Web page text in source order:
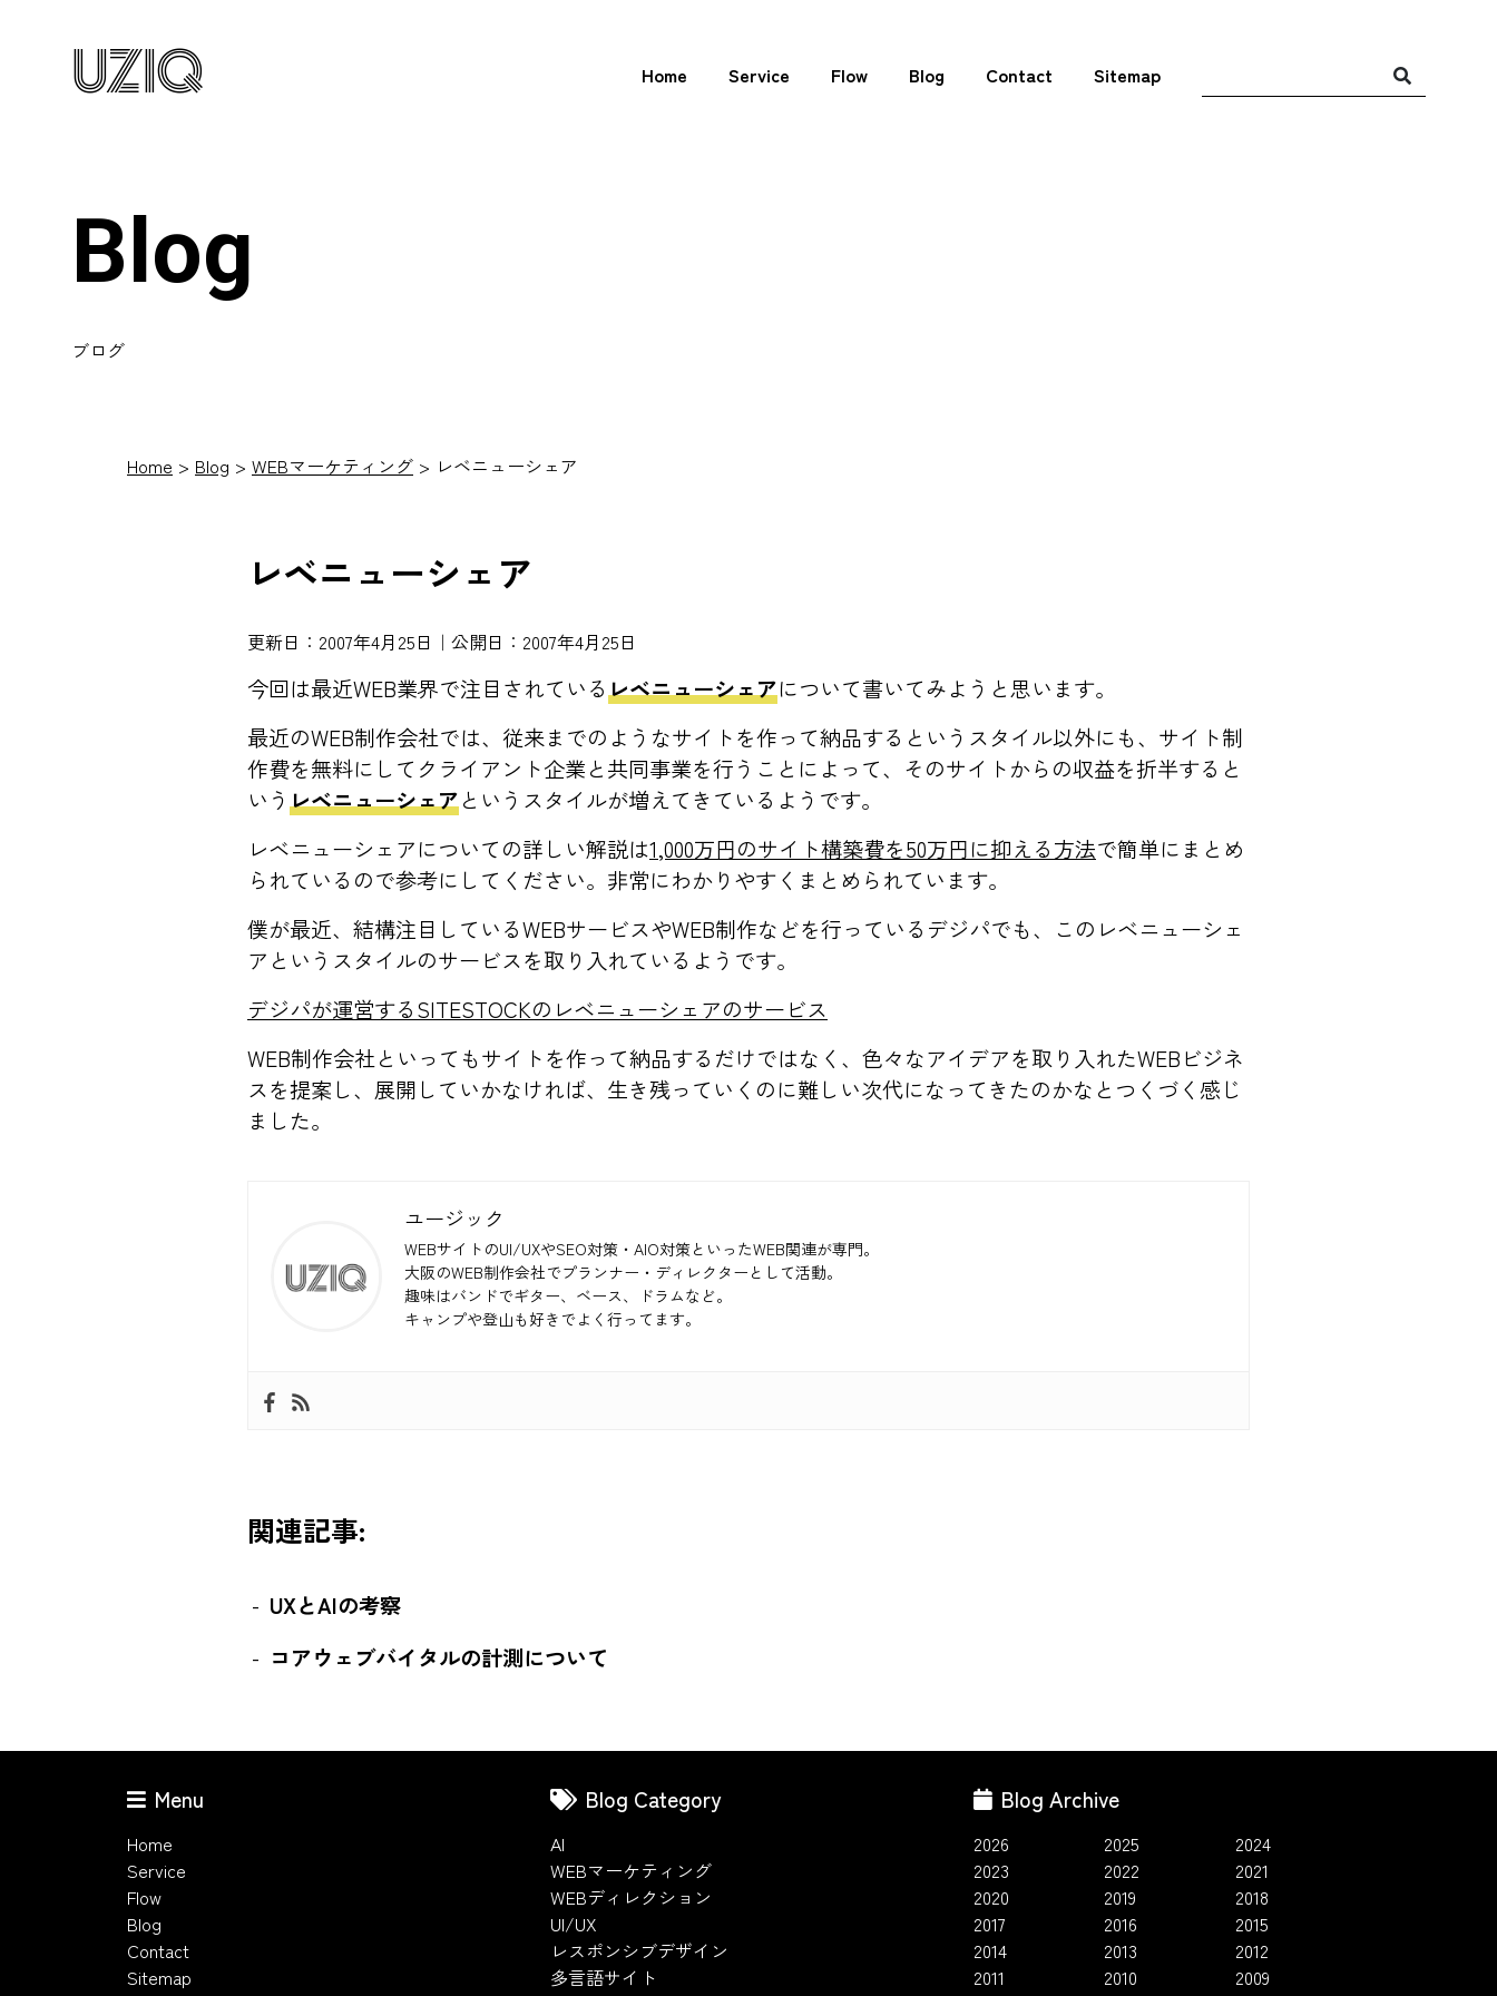
UZIQ Home Service Flow Blog Contact Sitemap
Blog
ブログ
Home Blog WEBマーケティング レベニューシェア
レベニューシェア
更新日：2007年4月25日｜公開日：2007年4月25日
今回は最近WEB業界で注目されているレベニューシェアについて書いてみようと思います。
最近のWEB制作会社では、従来までのようなサイトを作って納品するというスタイル以外にも、サイト制
作費を無料にしてクライアント企業と共同事業を行うことによって、そのサイトからの収益を折半すると
いうレベニューシェアというスタイルが増えてきているようです。
レベニューシェアについての詳しい解説は1,000万円のサイト構築費を50万円に抑える方法で簡単にまとめ
られているので参考にしてください。非常にわかりやすくまとめられています。
僕が最近、結構注目しているWEBサービスやWEB制作などを行っているデジパでも、このレベニューシェ
アというスタイルのサービスを取り入れているようです。
デジパが運営するSITESTOCKのレベニューシェアのサービス
WEB制作会社といってもサイトを作って納品するだけではなく、色々なアイデアを取り入れたWEBビジネ
スを提案し、展開していかなければ、生き残っていくのに難しい次代になってきたのかなとつくづく感じ
ました。
ユージック
WEBサイトのUI/UXやSEO対策・AIO対策といったWEB関連が専門。
大阪のWEB制作会社でプランナー・ディレクターとして活動。
趣味はバンドでギター、ベース、ドラムなど。
キャンプや登山も好きでよく行ってます。
関連記事:
UXとAIの考察
コアウェブバイタルの計測について
Menu
Home
Service
Flow
Blog
Contact
Sitemap
Blog Category
AI
WEBマーケティング
WEBディレクション
UI/UX
レスポンシブデザイン
多言語サイト
Blog Archive
2026 2025
2024
2023
2022
2021
2020
2019
2018
2017
2016
2015
2014
2013
2012
2011
2010
2009